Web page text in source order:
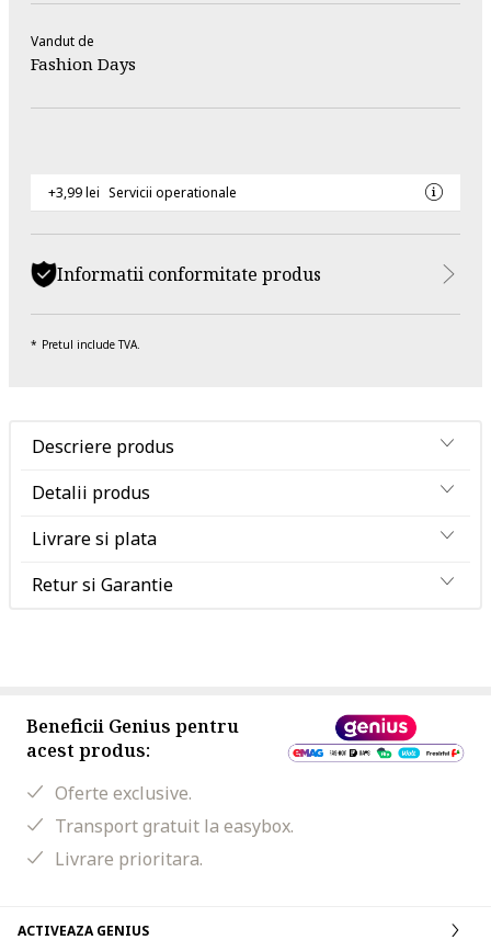
Vandut de
Fashion Days
+3,99 lei Servicii operationale
Informatii conformitate produs
Pretul include TVA.
Descriere produs
Detalii produs
Livrare si plata
Retur si Garantie
Beneficii Genius pentru
acest produs:
Oferte exclusive.
Transport gratuit la easybox.
Livrare prioritara.
ACTIVEAZA GENIUS